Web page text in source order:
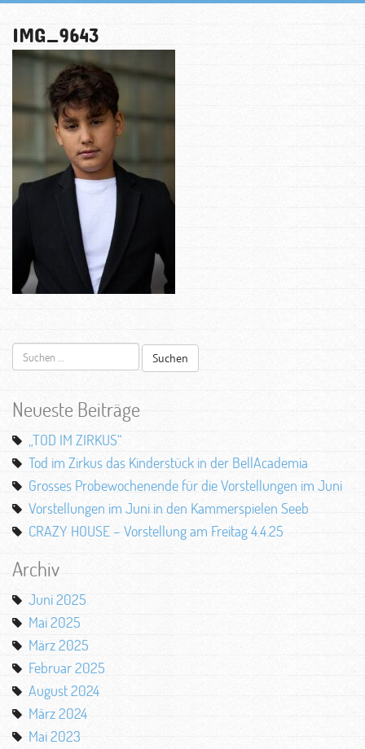
IMG_9643
Suchen
nach:
Neueste Beiträge
„TOD IM ZIRKUS“
Tod im Zirkus das Kinderstück in der BellAcademia
Grosses Probewochenende für die Vorstellungen im Juni
Vorstellungen im Juni in den Kammerspielen Seeb
CRAZY HOUSE – Vorstellung am Freitag 4.4.25
Archiv
Juni 2025
Mai 2025
März 2025
Februar 2025
August 2024
März 2024
Mai 2023